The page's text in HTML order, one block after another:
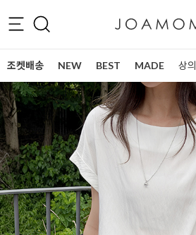
조켓배송 NEW BEST MADE 상의